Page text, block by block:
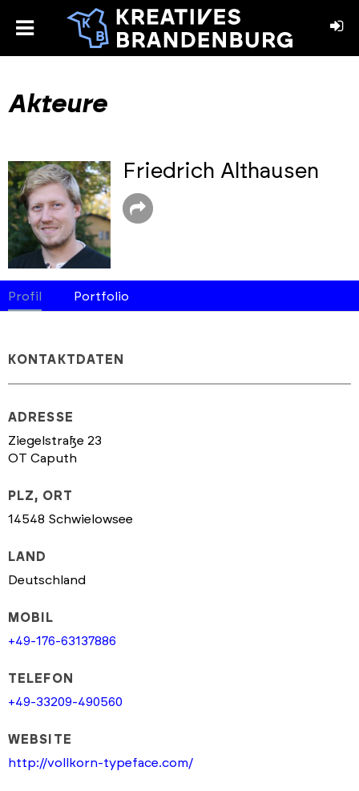
toggle
Akteure
Friedrich Althausen
Profil Portfolio
KONTAKTDATEN
ADRESSE
Ziegelstraße 23
OT Caputh
PLZ, ORT
14548 Schwielowsee
LAND
Deutschland
MOBIL
+49-176-63137886
TELEFON
+49-33209-490560
WEBSITE
http://vollkorn-typeface.com/